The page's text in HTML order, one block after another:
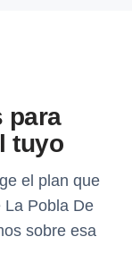
para
tuyo
el plan que
La Pobla De
sobre esa